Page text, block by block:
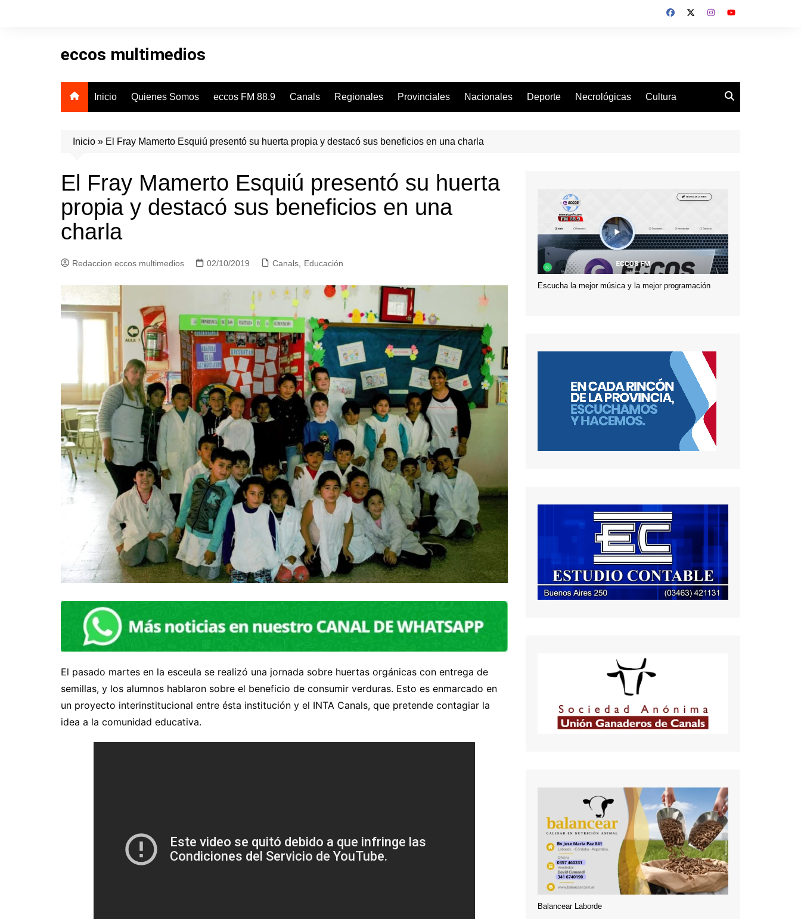
eccos multimedios
Inicio Quienes Somos eccos FM 88.9 Canals Regionales Provinciales Nacionales Deporte Necrológicas Cultura
Inicio » El Fray Mamerto Esquiú presentó su huerta propia y destacó sus beneficios en una charla
El Fray Mamerto Esquiú presentó su huerta
propia y destacó sus beneficios en una
charla
Redaccion eccos multimedios 02/10/2019 Canals Educación
El pasado martes en la esceula se realizó una jornada sobre huertas orgánicas con entrega de
semillas, y los alumnos hablaron sobre el beneficio de consumir verduras. Esto es enmarcado en
un proyecto interinstitucional entre ésta institución y el INTA Canals, que pretende contagiar la
idea a la comunidad educativa.
Escucha la mejor música y la mejor programación
Balancear Laborde